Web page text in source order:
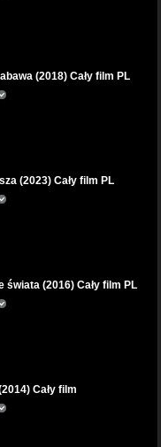
(2018) Cały film PL
(2023) Cały film PL
świata (2016) Cały film PL
Cały film